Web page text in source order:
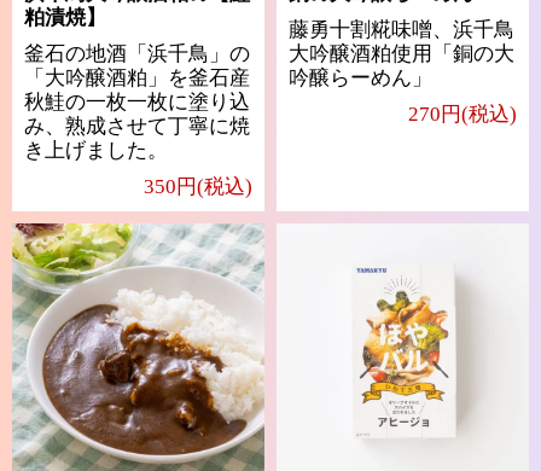
粕漬焼】
釜石の地酒「浜千鳥」の
「大吟醸酒粕」を釜石産
秋鮭の一枚一枚に塗り込
み、熟成させて丁寧に焼
き上げました。
350円(税込)
藤勇十割糀味噌、浜千鳥
大吟醸酒粕使用「銅の大
吟醸らーめん」
270円(税込)